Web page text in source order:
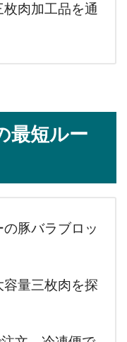
肉加工品を通
最短ルー
豚バラブロッ
容量三枚肉を探